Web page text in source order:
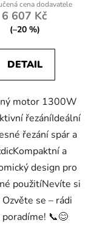
6 607 Kč
(–20 %)
DETAIL
motor 1300W
řezáníIdeální
řezání spár a
a
design pro
použitíNevíte si
Ozvěte se – rádi
poradíme! 📞😊